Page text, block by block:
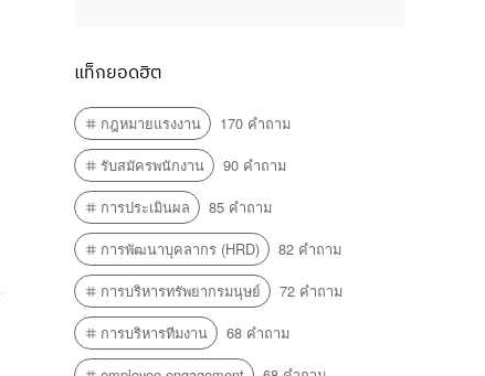
แท็กยอดฮิต
กฎหมายแรงงาน
170 คำถาม
รับสมัครพนักงาน
90 คำถาม
การประเมินผล
85 คำถาม
การพัฒนาบุคลากร (HRD)
82 คำถาม
การบริหารทรัพยากรมนุษย์
72 คำถาม
การบริหารทีมงาน
68 คำถาม